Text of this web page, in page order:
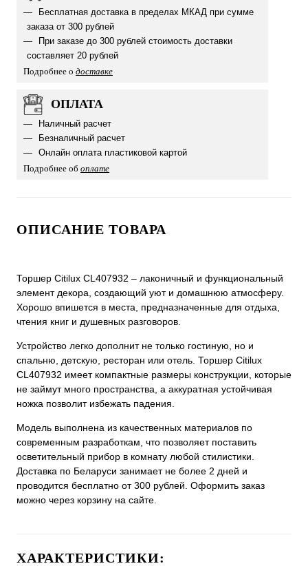
Бесплатная доставка в пределах МКАД при сумме
заказа от 300 рублей
При заказе до 300 рублей стоимость доставки
составляет 20 рублей
Подробнее о доставке
ОПЛАТА
Наличный расчет
Безналичный расчет
Онлайн оплата пластиковой картой
Подробнее об оплате
ОПИСАНИЕ ТОВАРА
Торшер Citilux CL407932 – лаконичный и функциональный
элемент декора, создающий уют и домашнюю атмосферу.
Хорошо впишется в места, предназначенные для отдыха,
чтения книг и душевных разговоров.
Устройство легко дополнит не только гостиную, но и
спальню, детскую, ресторан или отель. Торшер Citilux
CL407932 имеет компактные размеры конструкции, которые
не займут много пространства, а аккуратная устойчивая
ножка позволит избежать падения.
Модель выполнена из качественных материалов по
современным разработкам, что позволяет поставить
осветительный прибор в комнату любой стилистики.
Доставка по Беларуси занимает не более 2 дней и
проводится бесплатно от 300 рублей. Оформить заказ
можно через корзину на сайте.
ХАРАКТЕРИСТИКИ: